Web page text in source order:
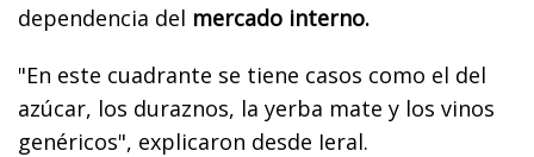
dependencia del mercado interno.
"En este cuadrante se tiene casos como el del
azúcar, los duraznos, la yerba mate y los vinos
genéricos", explicaron desde Ieral.